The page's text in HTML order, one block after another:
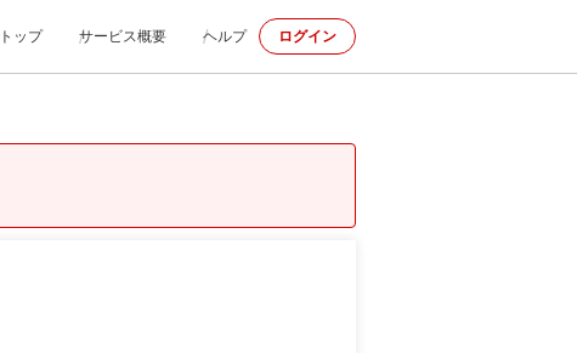
トップ サービス概要 ヘルプ ログイン